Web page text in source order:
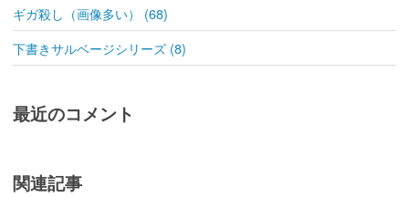
ギガ殺し（画像多い） (68)
下書きサルベージシリーズ (8)
最近のコメント
関連記事